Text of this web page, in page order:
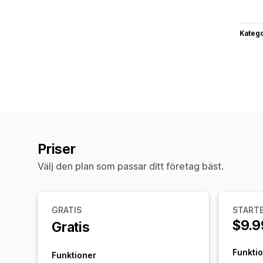
Priser
Välj den plan som passar ditt företag bäst.
GRATIS
Gratis
Funktioner